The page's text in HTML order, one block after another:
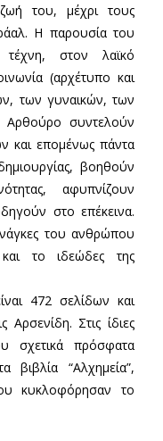
ζωή του, μέχρι τους
Η παρουσία του
στον λαϊκό
(αρχέτυπο και
των γυναικών, των
Αρθούρο συντελούν
και επομένως πάντα
βοηθούν
αφυπνίζουν
στο επέκεινα.
του ανθρώπου
το ιδεώδες της
472 σελίδων και
Στις ίδιες
σχετικά πρόσφατα
βιβλία “Αλχημεία”,
κυκλοφόρησαν το